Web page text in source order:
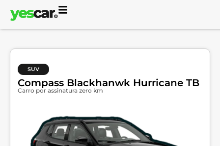
SUV
Compass Blackhanwk Hurricane TB
Carro por assinatura zero km